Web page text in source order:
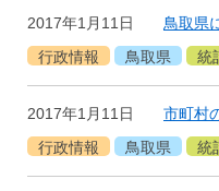
2017年1月11日
鳥取県
行政情報
鳥取県 統
2017年1月11日 市町村
行政情報
鳥取県 統